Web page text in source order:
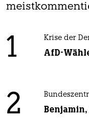
1 Krise der
AfD-
2